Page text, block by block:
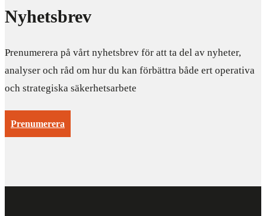
Nyhetsbrev
Prenumerera på vårt nyhetsbrev för att ta del av nyheter,
analyser och råd om hur du kan förbättra både ert operativa
och strategiska säkerhetsarbete
Prenumerera